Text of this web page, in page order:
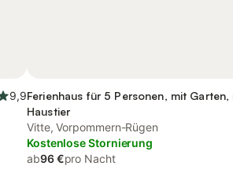
9,9Ferienhaus für 5 Personen, mit Garten,
Haustier
Vitte, Vorpommern-Rügen
Kostenlose Stornierung
ab96 €pro Nacht